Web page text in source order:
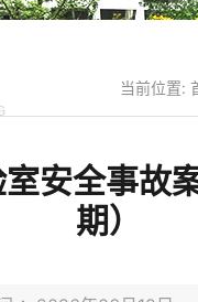
当前位置:
安全事故
期）